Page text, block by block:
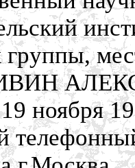
группы,
ноября